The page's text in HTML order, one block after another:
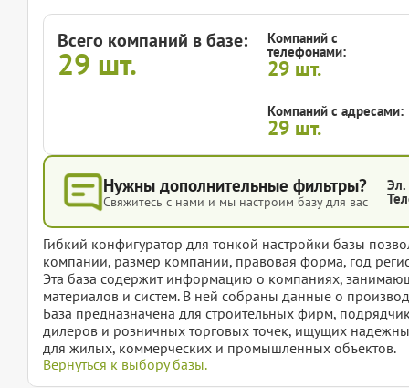
Всего компаний в базе:
29 шт.
Компаний с
телефонами:
29 шт.
Компаний с адресами:
29 шт.
Нужны дополнительные фильтры?
Свяжитесь с нами и мы настроим базу для вас
Эл.
Гибкий конфигуратор для тонкой настройки базы
компании, размер компании, правовая форма, год
Эта база содержит информацию о компаниях,
материалов и систем. В ней собраны данные о
База предназначена для строительных фирм,
дилеров и розничных торговых точек, ищущих
для жилых, коммерческих и промышленных объектов.
Вернуться к выбору базы.